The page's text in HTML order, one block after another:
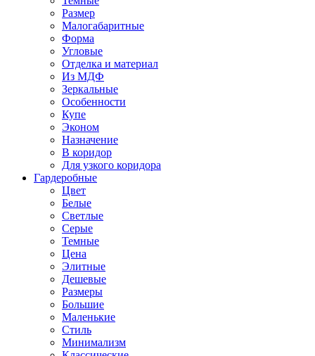
Размер
Малогабаритные
Форма
Угловые
Отделка и материал
Из МДФ
Зеркальные
Особенности
Купе
Эконом
Назначение
В коридор
Для узкого коридора
Гардеробные
Цвет
Белые
Светлые
Серые
Темные
Цена
Элитные
Дешевые
Размеры
Большие
Маленькие
Стиль
Минимализм